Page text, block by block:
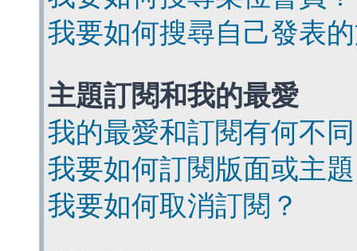
我要如何搜尋自己發表
主題訂閱和我的最愛
我的最愛和訂閱有何不
我要如何訂閱版面或主
我要如何取消訂閱？